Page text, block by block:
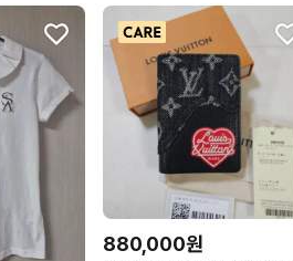
880,000원